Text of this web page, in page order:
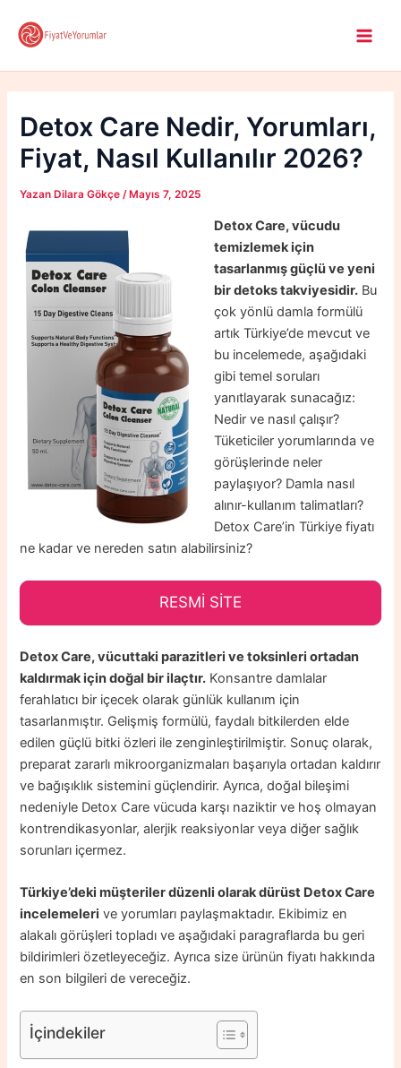
atla
Detox Care Nedir, Yorumları,
Fiyat, Nasıl Kullanılır 2026?
Yazan Dilara Gökçe /Mayıs 7, 2025
Detox Care, vücudu
temizlemek için
tasarlanmış güçlü ve yeni
bir detoks takviyesidir. Bu
çok yönlü damla formülü
artık Türkiye’de mevcut ve
bu incelemede, aşağıdaki
gibi temel soruları
yanıtlayarak sunacağız:
Nedir ve nasıl çalışır?
Tüketiciler yorumlarında ve
görüşlerinde neler
paylaşıyor? Damla nasıl
alınır-kullanım talimatları?
Detox Care’in Türkiye fiyatı
ne kadar ve nereden satın alabilirsiniz?
RESMİ SİTE
Detox Care, vücuttaki parazitleri ve toksinleri ortadan
kaldırmak için doğal bir ilaçtır. Konsantre damlalar
ferahlatıcı bir içecek olarak günlük kullanım için
tasarlanmıştır. Gelişmiş formülü, faydalı bitkilerden elde
edilen güçlü bitki özleri ile zenginleştirilmiştir. Sonuç olarak,
preparat zararlı mikroorganizmaları başarıyla ortadan kaldırır
ve bağışıklık sistemini güçlendirir. Ayrıca, doğal bileşimi
nedeniyle Detox Care vücuda karşı naziktir ve hoş olmayan
kontrendikasyonlar, alerjik reaksiyonlar veya diğer sağlık
sorunları içermez.
Türkiye’deki müşteriler düzenli olarak dürüst Detox Care
incelemeleri ve yorumları paylaşmaktadır. Ekibimiz en
alakalı görüşleri topladı ve aşağıdaki paragraflarda bu geri
bildirimleri özetleyeceğiz. Ayrıca size ürünün fiyatı hakkında
en son bilgileri de vereceğiz.
İçindekiler